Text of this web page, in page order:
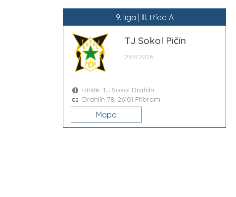
9. liga | III. třída A
TJ Sokol Pičín
29.8.2026
Hřiště: TJ Sokol Drahlín
Drahlín 78, 26101 Příbram
Mapa